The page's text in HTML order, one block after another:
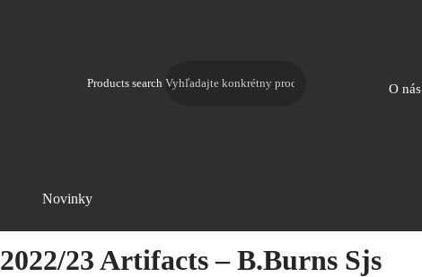
Products search O nás
Novinky
Karty
2022/23 Artifacts – B.Burns Sjs